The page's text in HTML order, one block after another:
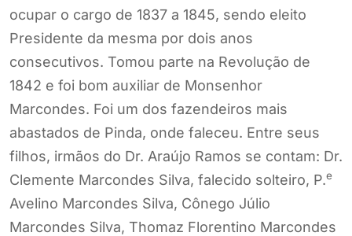
ocupar o cargo de 1837 a 1845, sendo eleito
Presidente da mesma por dois anos
consecutivos. Tomou parte na Revolução de
1842 e foi bom auxiliar de Monsenhor
Marcondes. Foi um dos fazendeiros mais
abastados de Pinda, onde faleceu. Entre seus
filhos, irmãos do Dr. Araújo Ramos se contam: Dr.
Clemente Marcondes Silva, falecido solteiro, P.e
Avelino Marcondes Silva, Cônego Júlio
Marcondes Silva, Thomaz Florentino Marcondes